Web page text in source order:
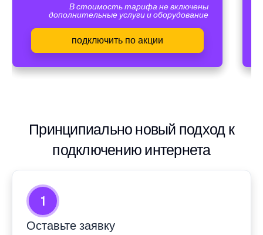
В стоимость тарифа не включены
дополнительные услуги и оборудование
подключить по акции
Принципиально новый подход к
подключению интернета
1
Оставьте заявку